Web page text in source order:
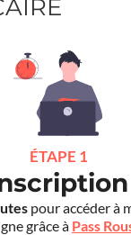
ÉTAPE 1
pour accéder à
grâce à Pass